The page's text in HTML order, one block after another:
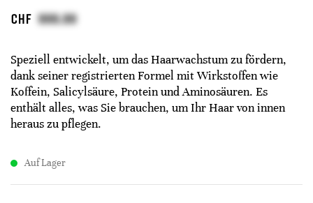
CHF
Speziell entwickelt, um das Haarwachstum zu fördern,
dank seiner registrierten Formel mit Wirkstoffen wie
Koffein, Salicylsäure, Protein und Aminosäuren. Es
enthält alles, was Sie brauchen, um Ihr Haar von innen
heraus zu pflegen.
Auf Lager